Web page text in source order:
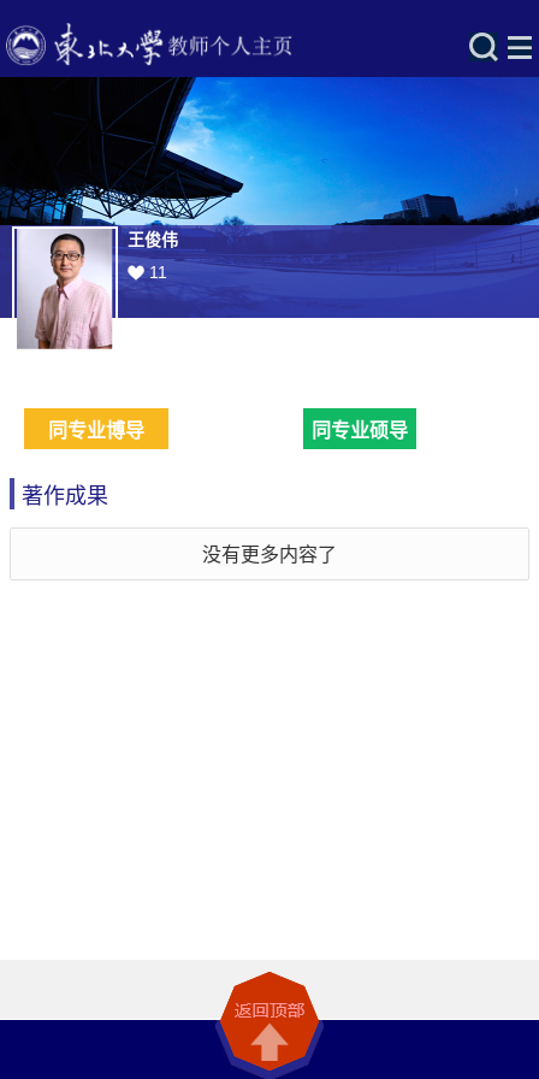
王俊伟
11
同专业博导 同专业硕导
著作成果
没有更多内容了